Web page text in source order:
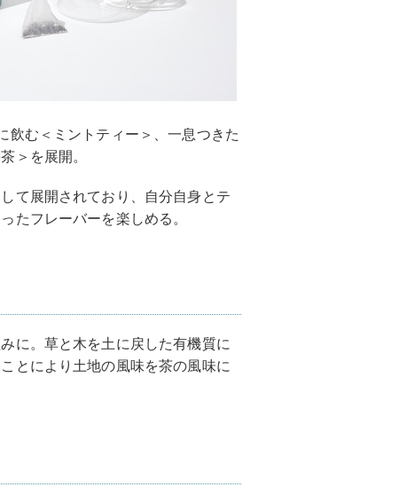
飲む＜ミントティー＞、一息つきた
＞を展開。
て展開されており、自分自身とテ
たフレーバーを楽しめる。
に。草と木を土に戻した有機質に
とにより土地の風味を茶の風味に